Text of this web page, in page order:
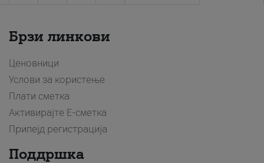
Брзи линкови
Ценовници
Услови за користење
Плати сметка
Активирајте Е-сметка
Припејд регистрација
Поддршка